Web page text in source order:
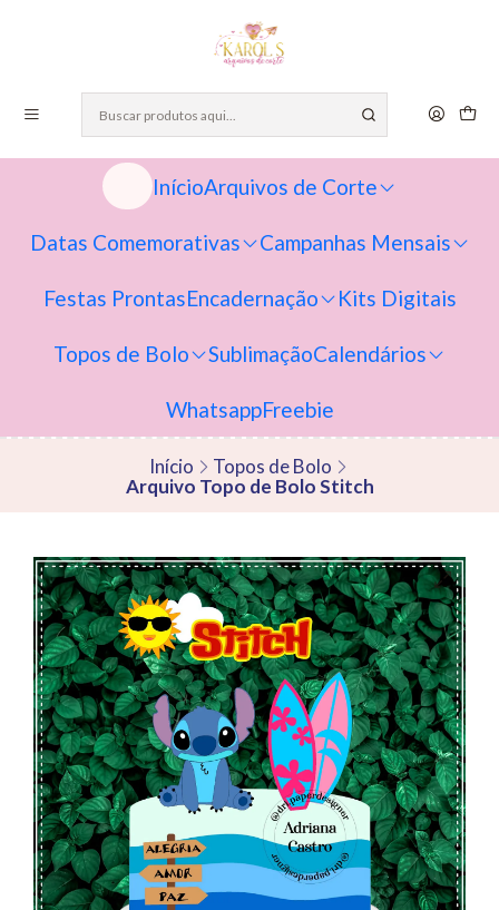
InícioArquivos de Corte
Datas Comemorativas Campanhas Mensais
Festas ProntasEncadernação Kits Digitais
Topos de Bolo SublimaçãoCalendários
WhatsappFreebie
Início
Topos de Bolo
Arquivo Topo de Bolo Stitch